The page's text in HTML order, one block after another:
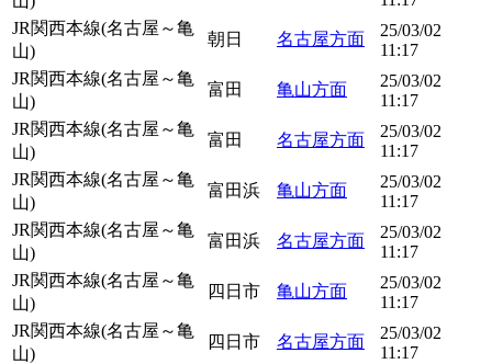
JR関西本線(名古屋～亀
山)
朝日 名古屋方面
25/03/02
11:17
JR関西本線(名古屋～亀
山)
富田 亀山方面
25/03/02
11:17
JR関西本線(名古屋～亀
山)
富田 名古屋方面
25/03/02
11:17
JR関西本線(名古屋～亀
山)
富田浜 亀山方面
25/03/02
11:17
JR関西本線(名古屋～亀
山)
富田浜 名古屋方面
25/03/02
11:17
JR関西本線(名古屋～亀
山)
四日市 亀山方面
25/03/02
11:17
JR関西本線(名古屋～亀
山)
四日市 名古屋方面
25/03/02
11:17